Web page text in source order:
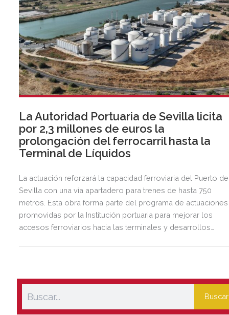
La Autoridad Portuaria de Sevilla licita
por 2,3 millones de euros la
prolongación del ferrocarril hasta la
Terminal de Líquidos
La actuación reforzará la capacidad ferroviaria del Puerto de
Sevilla con una vía apartadero para trenes de hasta 750
metros. Esta obra forma parte del programa de actuaciones
promovidas por la Institución portuaria para mejorar los
accesos ferroviarios hacia las terminales y desarrollos
Buscar